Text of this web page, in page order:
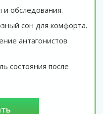
обследования.
сон для комфорта.
антагонистов
состояния после